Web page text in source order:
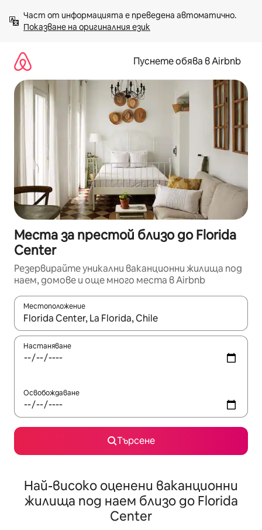
към
съдържанието
Показване на оригиналния език
Пуснете обява в Airbnb
Места за престой близо до Florida
Center
Резервирайте уникални ваканционни жилища под
наем, домове и още много места в Airbnb
Местоположение
Когато резултатите се покажат, използвайте
Настаняване
Освобождаване
Търсене
Най-високо оценени ваканционни
жилища под наем близо до Florida
Center